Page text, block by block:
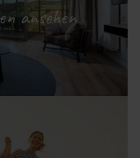
ansehen